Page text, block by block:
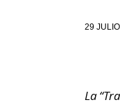
29
La